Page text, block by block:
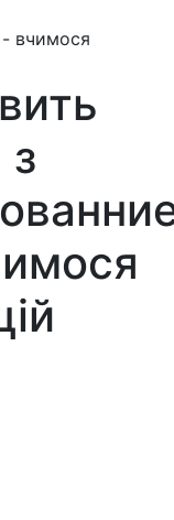
- вчимося
з